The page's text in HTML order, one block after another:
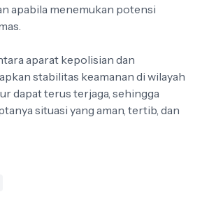
apabila menemukan potensi
aparat kepolisian dan
stabilitas keamanan di wilayah
dapat terus terjaga, sehingga
situasi yang aman, tertib, dan